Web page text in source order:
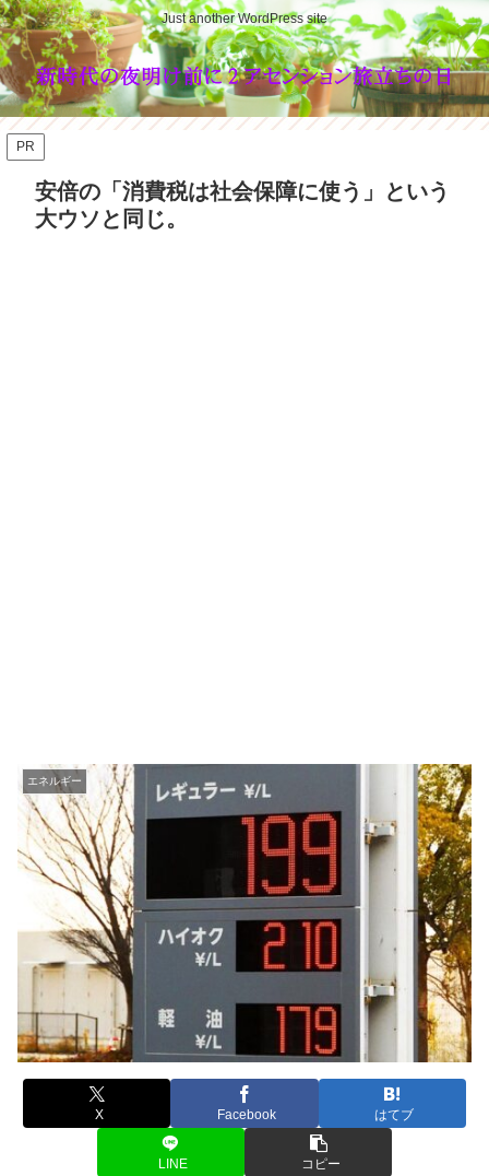
Just another WordPress site
PR
安倍の「消費税は社会保障に使う」という
大ウソと同じ。
エネルギー
X Facebook はてブ
LINE コピー